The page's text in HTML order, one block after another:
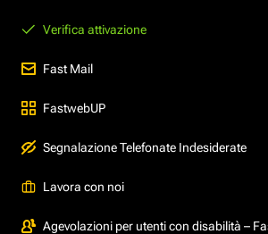
Verifica attivazione
Fast Mail
FastwebUP
Segnalazione Telefonate Indesiderate
Lavora con noi
Agevolazioni per utenti con disabilità –